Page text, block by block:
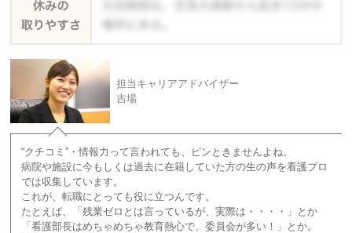
担当キャリアアドバイザー
吉場
“クチコミ”・情報力って言われても、ピンときませんよね。
病院や施設に今もしくは過去に在籍していた方の生の声を看護プロ
では収集しています。
これが、転職にとっても役に立つんです。
たとえば、「残業ゼロとは言っているが、実際は・・・・」とか
「看護部長はめちゃめちゃ教育熱心で、委員会が多い！」とか。